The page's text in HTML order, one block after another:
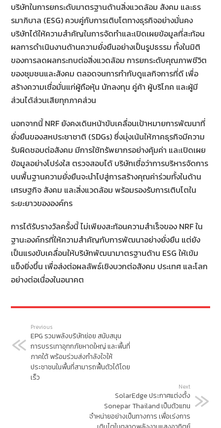
บริษัทในการยกระดับมาตรฐานด้านสิ่งแวดล้อม สังคม และธร
รมาภิบาล (ESG) ควบคู่กับการเติบโตทางธุรกิจอย่างมั่นคง
บริษัทได้ให้ความสำคัญในการจัดทำและเปิดเผยข้อมูลที่สะท้อน
ผลการดำเนินงานด้านความยั่งยืนอย่างเป็นรูปธรรม ทั้งในมิติ
ของการลดผลกระทบต่อสิ่งแวดล้อม การยกระดับคุณภาพชีวิต
ของชุมชนและสังคม ตลอดจนการกำกับดูแลกิจการที่ดี เพื่อ
สร้างความเชื่อมั่นแก่ผู้ถือหุ้น นักลงทุน คู่ค้า ผู้บริโภค และผู้มี
ส่วนได้ส่วนเสียทุกภาคส่วน
นอกจากนี้ NRF ยังคงเดินหน้าขับเคลื่อนเป้าหมายการพัฒนาที่
ยั่งยืนของสหประชาชาติ (SDGs) ซึ่งมุ่งเน้นให้ภาคธุรกิจมีความ
รับผิดชอบต่อสังคม มีการใช้ทรัพยากรอย่างคุ้มค่า และเปิดเผย
ข้อมูลอย่างโปร่งใส ตรวจสอบได้ บริษัทเชื่อว่าการบริหารจัดการ
บนพื้นฐานความยั่งยืนจะนำไปสู่การสร้างคุณค่าร่วมทั้งในด้าน
เศรษฐกิจ สังคม และสิ่งแวดล้อม พร้อมรองรับการเติบโตใน
ระยะยาวขององค์กร
การได้รับรางวัลครั้งนี้ ไม่เพียงสะท้อนความสำเร็จของ NRF ใน
ฐานะองค์กรที่ให้ความสำคัญกับการพัฒนาอย่างยั่งยืน แต่ยัง
เป็นแรงขับเคลื่อนให้บริษัทพัฒนามาตรฐานด้าน ESG ให้เข้ม
แข็งยิ่งขึ้น เพื่อส่งต่อผลลัพธ์เชิงบวกต่อสังคม ประเทศ และโลก
อย่างต่อเนื่องในอนาคต
Previous
EPG รวมพลังบริษัทย่อย สนับสนุน
การบรรเทาอุทกภัยหาดใหญ่ และพื้นที่
ภาคใต้ พร้อมร่วมส่งกำลังใจให้
ประชาชนในพื้นที่สามารถฟื้นตัวได้โดย
เร็ว
Next
SolarEdge ประกาศแต่งตั้ง
Sonepar Thailand เป็นตัวแทน
จำหน่ายอย่างเป็นทางการ เพื่อเร่งการ